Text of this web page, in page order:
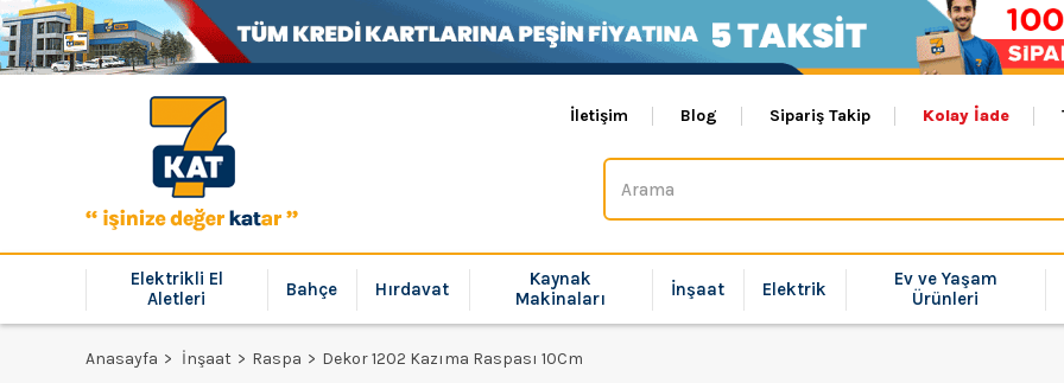
İletişim Blog Sipariş Takip Kolay İade
Elektrikli El
Aletleri
Bahçe Hırdavat
Kaynak
Makinaları
İnşaat Elektrik
Ev ve Yaşam
Ürünleri
Anasayfa İnşaat Raspa Dekor 1202 Kazıma Raspası 10Cm